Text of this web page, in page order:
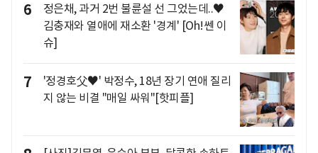
6
정은채, 과거 2번 불륜설 선 그었는데..♥
김충재와 열애에 재소환 '경계' [Oh!쎈 이
슈]
7
'정경호父♥' 박정수, 18년 장기 연애 질리
지 않는 비결 "매일 싸워"[핫피플]